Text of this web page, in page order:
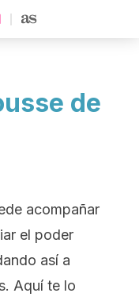
de
acompañar
el poder
así a
Aquí te lo